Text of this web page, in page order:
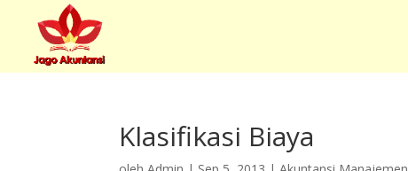
Klasifikasi Biaya